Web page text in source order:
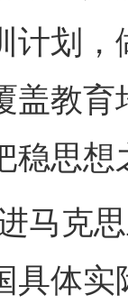
计划
盖教
稳思想
克思
具体